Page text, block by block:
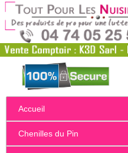
Accueil
Chenilles du Pin